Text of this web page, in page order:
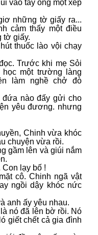
vào tay ông một xếp
những tờ giấy ra...
cảm thấy một điều
tờ giấy.
thuốc lào vội chạy
Trước khi mẹ Sỏi
một trường làng
làm nghề chở đò
đứa nào đấy gửi cho
yêu đương. nhưng
Chinh vừa khóc
chuyện vừa rồi.
gầm lên và giúi nắm
Con lạy bố !
cô. Chinh ngã vật
ngồi dậy khóc nức
anh ấy yêu nhau.
nó đã lên bờ rồi. Nó
giết chết cả gia đình